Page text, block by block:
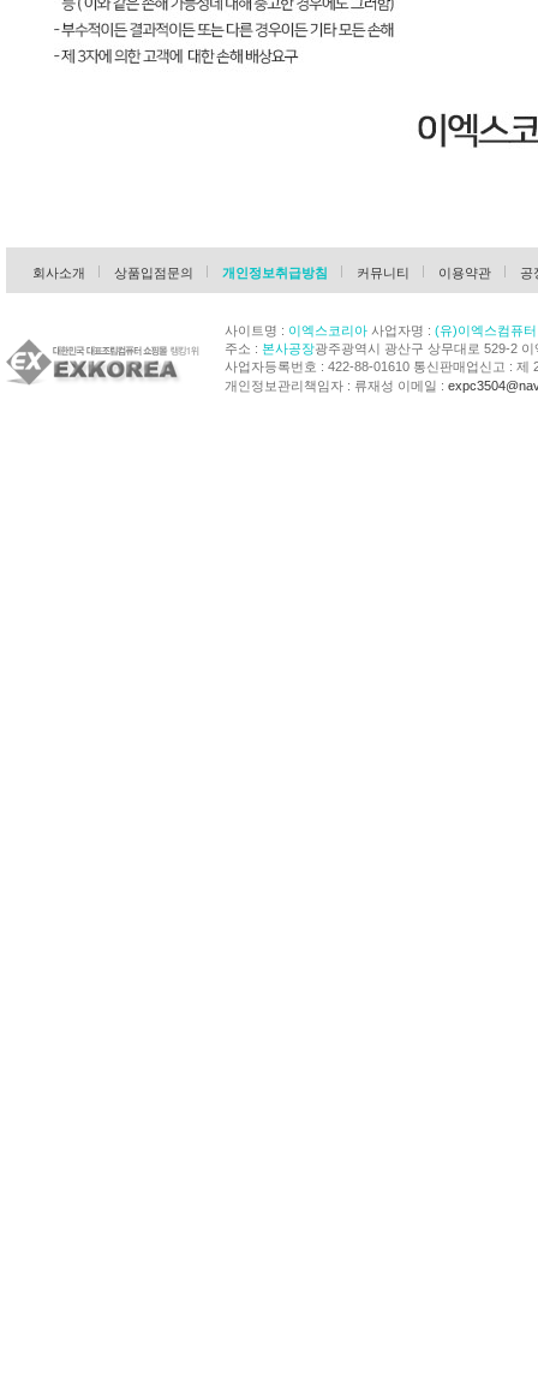
회사소개 상품입점문의 개인정보취급방침 커뮤니티 이용약관 공
사이트명 : 이엑스코리아사업자명 : (유)이엑스컴퓨터
주소 : 본사공장광주광역시 광산구 상무대로 529-2 이
사업자등록번호 : 422-88-01610 통신판매업신고 : 제
개인정보관리책임자 : 류재성 이메일 :